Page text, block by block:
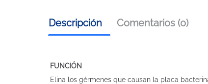
Descripción Comentarios (0)
FUNCIÓN
Elina los gérmenes que causan la placa